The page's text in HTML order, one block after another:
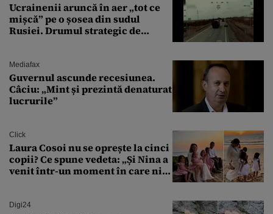
Ucrainenii aruncă în aer „tot ce
mișcă” pe o șosea din sudul
Rusiei. Drumul strategic de
Mediafax
Guvernul ascunde recesiunea.
Câciu: „Mint și prezintă denaturat
lucrurile”
Click
Laura Cosoi nu se oprește la cinci
copii? Ce spune vedeta: „Și Nina a
venit într-un moment în care nici
Digi24